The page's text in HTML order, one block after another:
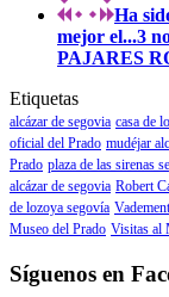
Ha
mejor el...3
PAJARES
Etiquetas
alcázar de segovia casa de
oficial del Prado mudéjar
Prado plaza de las sirenas
alcázar de segovia Robert
de lozoya segovía
Museo del Prado Visitas al
Síguenos en